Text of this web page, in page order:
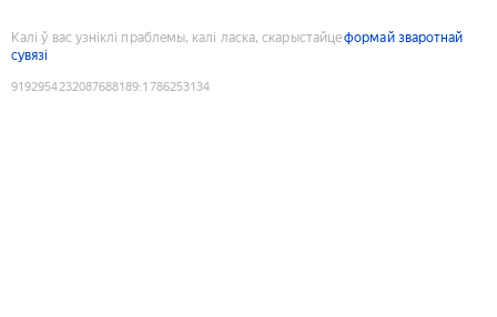
Калі ў вас узніклі праблемы, калі ласка, скарыстайцеформай зваротнай
сувязі
9192954232087688189:1786253134